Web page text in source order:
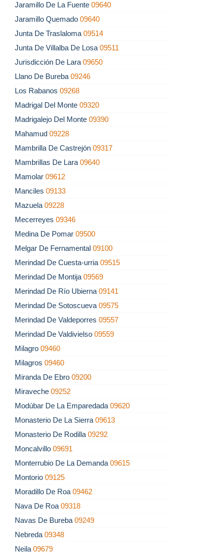
Jaramillo De La Fuente 09640
Jaramillo Quemado 09640
Junta De Traslaloma 09514
Junta De Villalba De Losa 09511
Jurisdicción De Lara 09650
Llano De Bureba 09246
Los Rabanos 09268
Madrigal Del Monte 09320
Madrigalejo Del Monte 09390
Mahamud 09228
Mambrilla De Castrejón 09317
Mambrillas De Lara 09640
Mamolar 09612
Manciles 09133
Mazuela 09228
Mecerreyes 09346
Medina De Pomar 09500
Melgar De Fernamental 09100
Merindad De Cuesta-urria 09515
Merindad De Montija 09569
Merindad De Río Ubierna 09141
Merindad De Sotoscueva 09575
Merindad De Valdeporres 09557
Merindad De Valdivielso 09559
Milagro 09460
Milagros 09460
Miranda De Ebro 09200
Miraveche 09252
Modúbar De La Emparedada 09620
Monasterio De La Sierra 09613
Monasterio De Rodilla 09292
Moncalvillo 09691
Monterrubio De La Demanda 09615
Montorio 09125
Moradillo De Roa 09462
Nava De Roa 09318
Navas De Bureba 09249
Nebreda 09348
Neila 09679